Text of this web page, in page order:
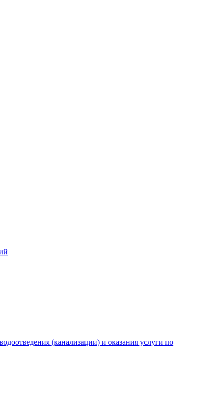
(канализации) и оказания услуги по